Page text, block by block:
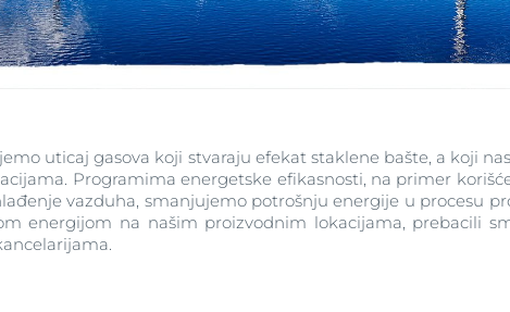
uticaj gasova koji stvaraju efekat staklene bašte, a koji
Programima energetske efikasnosti, na primer
vazduha, smanjujemo potrošnju energije u procesu
energijom na našim proizvodnim lokacijama, prebacili